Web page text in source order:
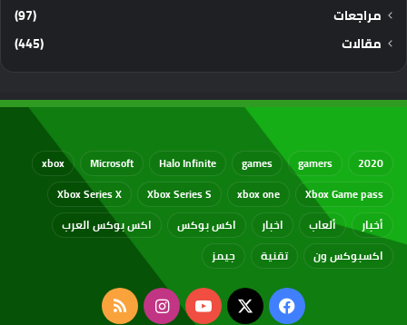
مراجعات
(97)
مقالات
(445)
2020
gamers
games
Halo Infinite
Microsoft
xbox
Xbox Game pass
xbox one
Xbox Series S
Xbox Series X
أخبار
ألعاب اخبار اكس بوكس
اكس بوكس العرب
اكسبوكس ون
تقنية جيمز
فيسبوك
‫X
‫YouTubeانستقرامملخص